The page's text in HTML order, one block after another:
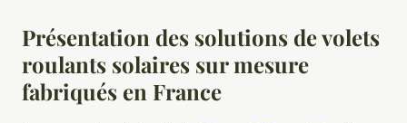
Présentation des solutions de volets
roulants solaires sur mesure
fabriqués en France